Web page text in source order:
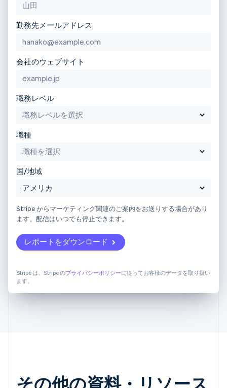
勤務先メールアドレス
会社のウェブサイト
職務レベル
職種
国/地域
Stripe からマーケティング関連のご案内をお送りする場合があり
ます。配信はいつでも停止できます。
レポートをダウンロード
Stripe は、Stripe のプライバシーポリシーに従ってお客様のデータを取り扱い
ます。
その他の資料・リソース